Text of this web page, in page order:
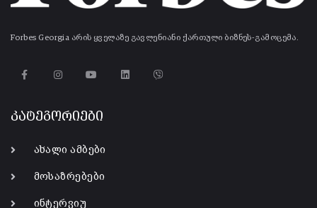
Forbes Georgia არის ყველაზე გავლენიანი ქართული ბიზნეს-გამოცემა.
კატეგორიები
ახალი ამბები
მოსაზრებები
ინტერვიუ